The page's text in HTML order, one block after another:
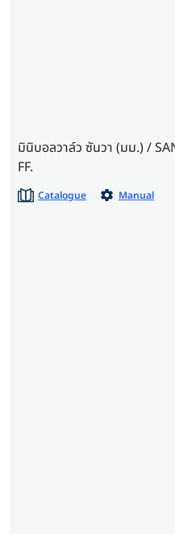
มินิบอลวาล์ว ซันวา (มม.) /
FF.
Catalogue Manual